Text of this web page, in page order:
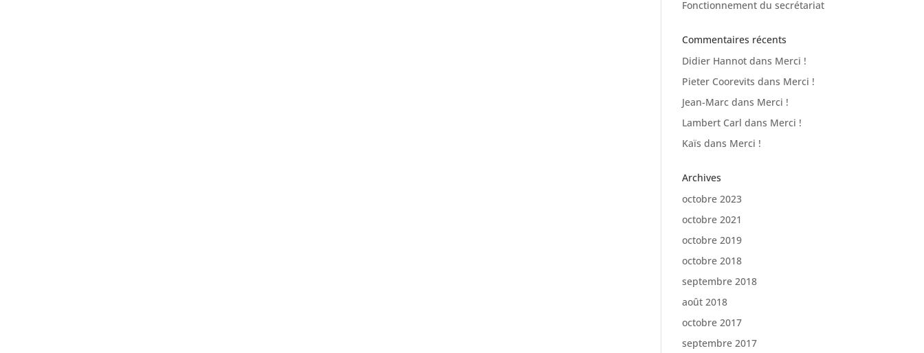
Fonctionnement du secrétariat
Commentaires récents
Didier Hannot dans Merci !
Pieter Coorevits dans Merci !
Jean-Marc dans Merci !
Lambert Carl dans Merci !
Kaïs dans Merci !
Archives
octobre 2023
octobre 2021
octobre 2019
octobre 2018
septembre 2018
août 2018
octobre 2017
septembre 2017